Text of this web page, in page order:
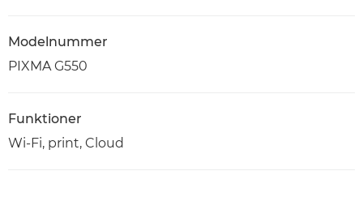
Modelnummer
PIXMA G550
Funktioner
Wi-Fi, print, Cloud